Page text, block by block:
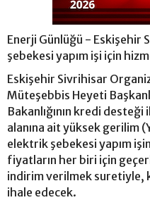
Enerji Günlüğü - Eskişehir
şebekesi yapım işi için
Eskişehir Sivrihisar
Müteşebbis Heyeti
Bakanlığının kredi
alanına ait yüksek gerilim
elektrik şebekesi yapım
fiyatların her biri için
indirim verilmek suretiyle,
ihale edecek.